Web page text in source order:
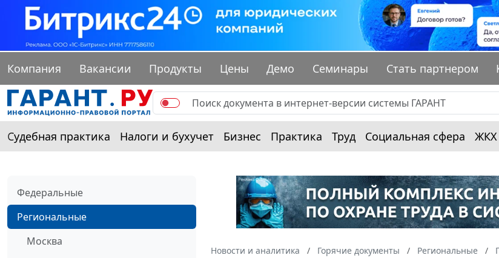
Компания Вакансии Продукты Цены Демо Семинары Стать партнером
Судебная практика Налоги и бухучет Бизнес Практика Труд Социальная сфера ЖКХ
Федеральные
Региональные
Москва
Новости и аналитика Горячие документы Региональные